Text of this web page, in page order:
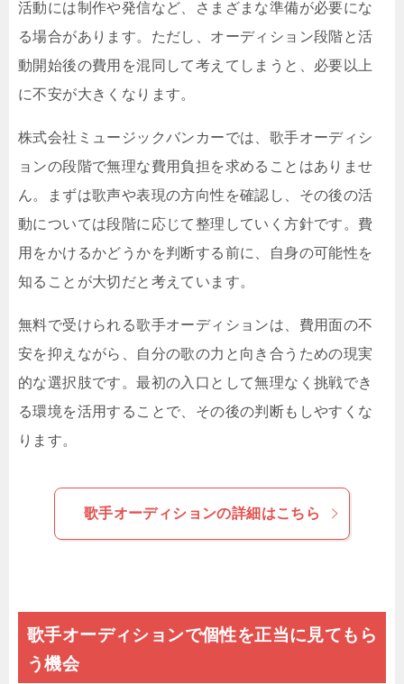
活動には制作や発信など、さまざまな準備が必要にな
る場合があります。ただし、オーディション段階と活
動開始後の費用を混同して考えてしまうと、必要以上
に不安が大きくなります。
株式会社ミュージックバンカーでは、歌手オーディシ
ョンの段階で無理な費用負担を求めることはありませ
ん。まずは歌声や表現の方向性を確認し、その後の活
動については段階に応じて整理していく方針です。費
用をかけるかどうかを判断する前に、自身の可能性を
知ることが大切だと考えています。
無料で受けられる歌手オーディションは、費用面の不
安を抑えながら、自分の歌の力と向き合うための現実
的な選択肢です。最初の入口として無理なく挑戦でき
る環境を活用することで、その後の判断もしやすくな
ります。
歌手オーディションの詳細はこちら
歌手オーディションで個性を正当に見てもら
う機会